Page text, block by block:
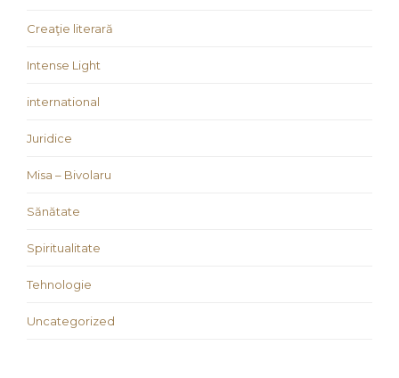
Creaţie literară
Intense Light
international
Juridice
Misa – Bivolaru
Sănătate
Spiritualitate
Tehnologie
Uncategorized